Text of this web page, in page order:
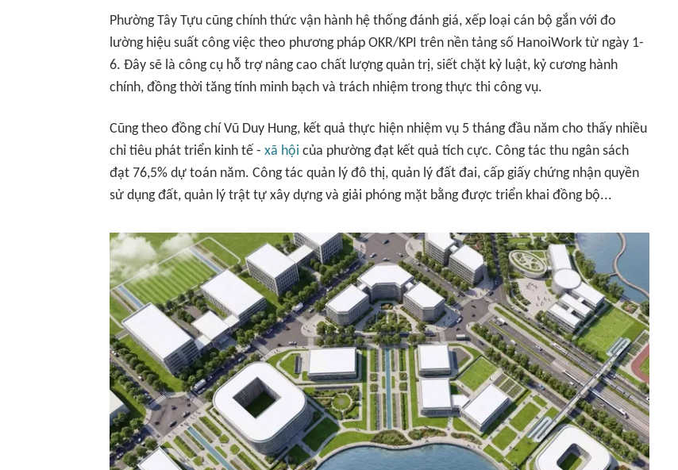
Phường Tây Tựu cũng chính thức vận hành hệ thống đánh giá, xếp loại cán bộ gắn với đo
lường hiệu suất công việc theo phương pháp OKR/KPI trên nền tảng số HanoiWork từ ngày 1-
6. Đây sẽ là công cụ hỗ trợ nâng cao chất lượng quản trị, siết chặt kỷ luật, kỷ cương hành
chính, đồng thời tăng tính minh bạch và trách nhiệm trong thực thi công vụ.
Cũng theo đồng chí Vũ Duy Hung, kết quả thực hiện nhiệm vụ 5 tháng đầu năm cho thấy nhiều
chỉ tiêu phát triển kinh tế - xã hội của phường đạt kết quả tích cực. Công tác thu ngân sách
đạt 76,5% dự toán năm. Công tác quản lý đô thị, quản lý đất đai, cấp giấy chứng nhận quyền
sử dụng đất, quản lý trật tự xây dựng và giải phóng mặt bằng được triển khai đồng bộ...